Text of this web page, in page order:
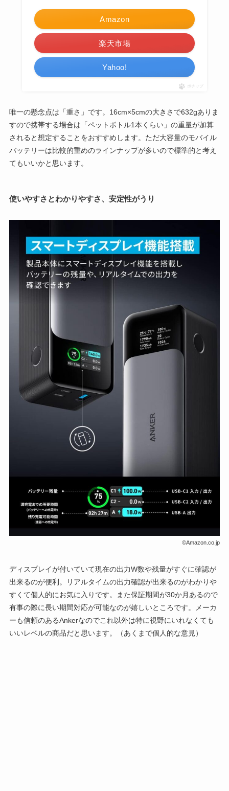
Amazon
楽天市場
Yahoo!
ポチップ
唯一の懸念点は「重さ」です。16cm×5cmの大きさで632gありま
すので携帯する場合は「ペットボトル1本くらい」の重量が加算
されると想定することをおすすめします。ただ大容量のモバイル
バッテリーは比較的重めのラインナップが多いので標準的と考え
てもいいかと思います。
使いやすさとわかりやすさ、安定性がうり
©Amazon.co.jp
ディスプレイが付いていて現在の出力W数や残量がすぐに確認が
出来るのが便利。リアルタイムの出力確認が出来るのがわかりや
すくて個人的にお気に入りです。また保証期間が30か月あるので
有事の際に長い期間対応が可能なのが嬉しいところです。メーカ
ーも信頼のあるAnkerなのでこれ以外は特に視野にいれなくても
いいレベルの商品だと思います。（あくまで個人的な意見）